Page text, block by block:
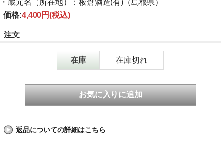
・蔵元名（所在地）：板倉酒造(有)（島根県）
価格:4,400円(税込)
注文
在庫 在庫切れ
返品についての詳細はこちら